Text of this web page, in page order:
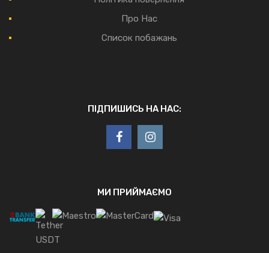
Про Нас
Список побажань
ПІДПИШИСЬ НА НАС:
МИ ПРИЙМАЄМО